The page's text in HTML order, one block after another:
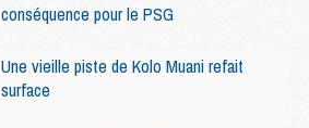
conséquence pour le PSG
Une vieille piste de Kolo Muani refait
surface